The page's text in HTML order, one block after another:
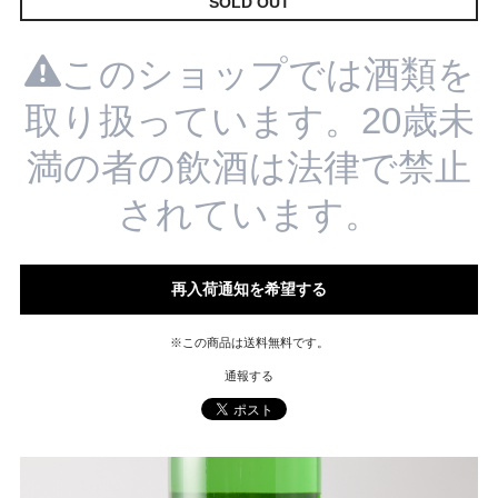
このショップでは酒類を
取り扱っています。20歳未
満の者の飲酒は法律で禁止
されています。
再入荷通知を希望する
※この商品は送料無料です。
通報する